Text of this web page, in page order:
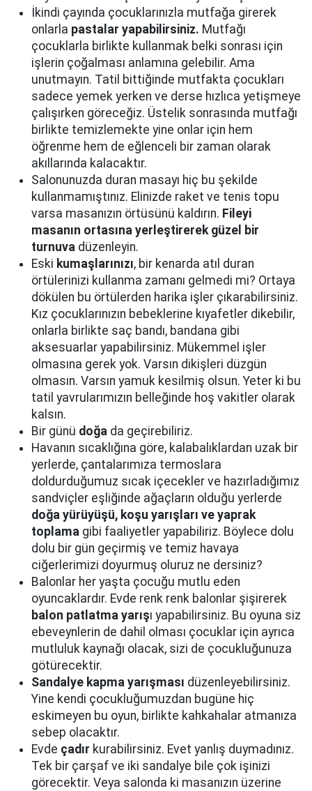
İkindi çayında çocuklarınızla mutfağa girerek
onlarla pastalar yapabilirsiniz. Mutfağı
çocuklarla birlikte kullanmak belki sonrası için
işlerin çoğalması anlamına gelebilir. Ama
unutmayın. Tatil bittiğinde mutfakta çocukları
sadece yemek yerken ve derse hızlıca yetişmeye
çalışırken göreceğiz. Üstelik sonrasında mutfağı
birlikte temizlemekte yine onlar için hem
öğrenme hem de eğlenceli bir zaman olarak
akıllarında kalacaktır.
Salonunuzda duran masayı hiç bu şekilde
kullanmamıştınız. Elinizde raket ve tenis topu
varsa masanızın örtüsünü kaldırın. Fileyi
masanın ortasına yerleştirerek güzel bir
turnuva düzenleyin.
Eski kumaşlarınızı, bir kenarda atıl duran
örtülerinizi kullanma zamanı gelmedi mi? Ortaya
dökülen bu örtülerden harika işler çıkarabilirsiniz.
Kız çocuklarınızın bebeklerine kıyafetler dikebilir,
onlarla birlikte saç bandı, bandana gibi
aksesuarlar yapabilirsiniz. Mükemmel işler
olmasına gerek yok. Varsın dikişleri düzgün
olmasın. Varsın yamuk kesilmiş olsun. Yeter ki bu
tatil yavrularımızın belleğinde hoş vakitler olarak
kalsın.
Bir günü doğa da geçirebiliriz.
Havanın sıcaklığına göre, kalabalıklardan uzak bir
yerlerde, çantalarımıza termoslara
doldurduğumuz sıcak içecekler ve hazırladığımız
sandviçler eşliğinde ağaçların olduğu yerlerde
doğa yürüyüşü, koşu yarışları ve yaprak
toplama gibi faaliyetler yapabiliriz. Böylece dolu
dolu bir gün geçirmiş ve temiz havaya
ciğerlerimizi doyurmuş oluruz ne dersiniz?
Balonlar her yaşta çocuğu mutlu eden
oyuncaklardır. Evde renk renk balonlar şişirerek
balon patlatma yarışı yapabilirsiniz. Bu oyuna siz
ebeveynlerin de dahil olması çocuklar için ayrıca
mutluluk kaynağı olacak, sizi de çocukluğunuza
götürecektir.
Sandalye kapma yarışması düzenleyebilirsiniz.
Yine kendi çocukluğumuzdan bugüne hiç
eskimeyen bu oyun, birlikte kahkahalar atmanıza
sebep olacaktır.
Evde çadır kurabilirsiniz. Evet yanlış duymadınız.
Tek bir çarşaf ve iki sandalye bile çok işinizi
görecektir. Veya salonda ki masanızın üzerine